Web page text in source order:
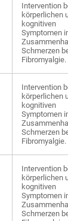
Intervention
körperlichen
kognitiven
Symptomen
Schmerzen
Fibromyalgie.
Intervention
körperlichen
kognitiven
Symptomen
Schmerzen
Fibromyalgie.
Intervention
körperlichen
kognitiven
Symptomen
Schmerzen